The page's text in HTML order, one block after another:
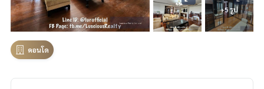
+5 รูป
คอนโด